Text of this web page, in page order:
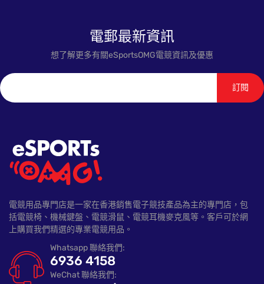
電郵最新資訊
想了解更多有關eSportsOMG電競資訊及優惠
訂閱
電競用品專門店是一家在香港銷售電子競技產品為主的專門店，包
括電競椅、機械鍵盤、電競滑鼠、電競耳機麥克風等。客戶可於網
上購買我們精選的專業電競用品。
Whatsapp 聯絡我們:
6936 4158
WeChat 聯絡我們: